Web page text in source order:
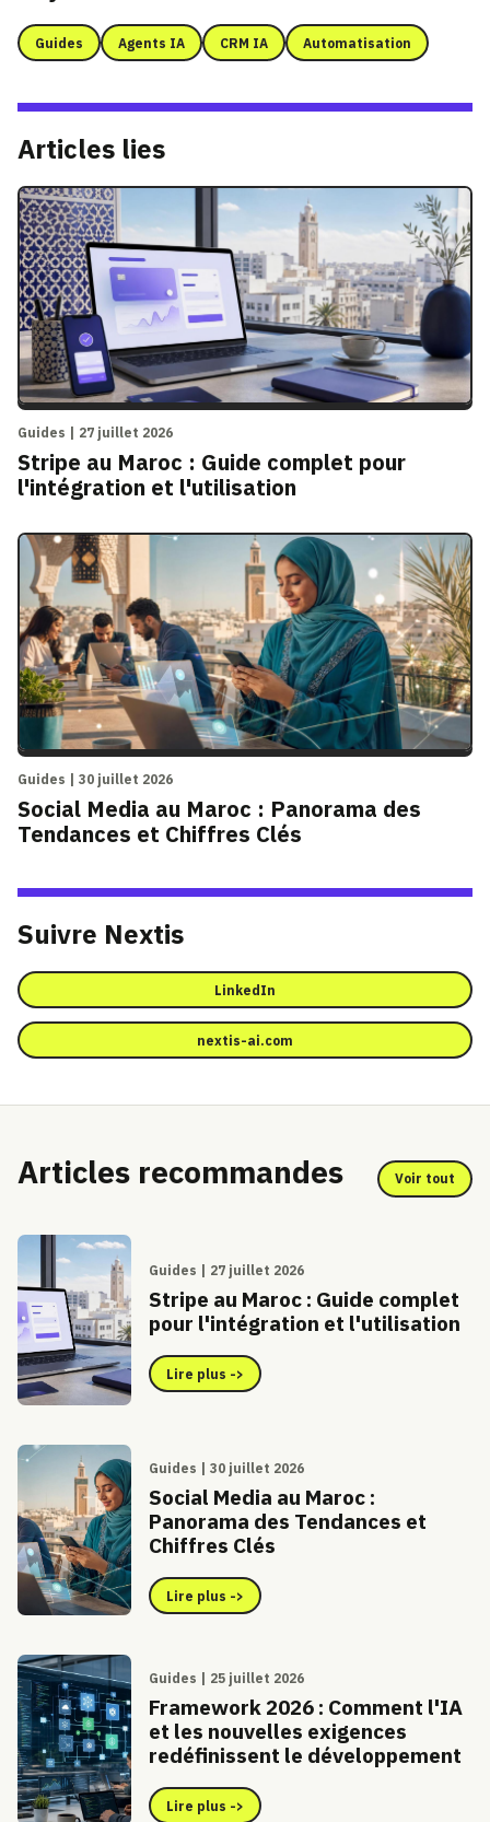
Guides Agents IA CRM IA Automatisation
Articles lies
Guides | 27 juillet 2026
Stripe au Maroc : Guide complet pour
l'intégration et l'utilisation
Guides | 30 juillet 2026
Social Media au Maroc : Panorama des
Tendances et Chiffres Clés
Suivre Nextis
LinkedIn
nextis-ai.com
Articles recommandes Voir tout
Guides | 27 juillet 2026
Stripe au Maroc : Guide complet
pour l'intégration et l'utilisation
Lire plus ->
Guides | 30 juillet 2026
Social Media au Maroc :
Panorama des Tendances et
Chiffres Clés
Lire plus ->
Guides | 25 juillet 2026
Framework 2026 : Comment l'IA
et les nouvelles exigences
redéfinissent le développement
Lire plus ->